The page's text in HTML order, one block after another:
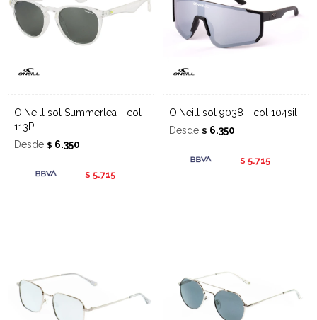
O'Neill sol Summerlea - col
113P
Desde $ 6.350
$ 5.715
O'Neill sol 9038 - col 104sil
Desde $ 6.350
$ 5.715